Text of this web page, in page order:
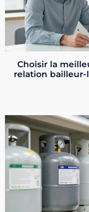
Choisir la
relation bailleur-